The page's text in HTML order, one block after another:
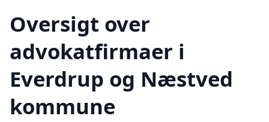
Oversigt over
advokatfirmaer i
Everdrup og Næstved
kommune